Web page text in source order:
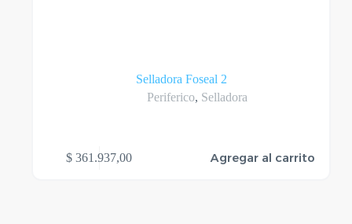
Selladora Foseal 2
Periferico, Selladora
$ 361.937,00 Agregar al carrito